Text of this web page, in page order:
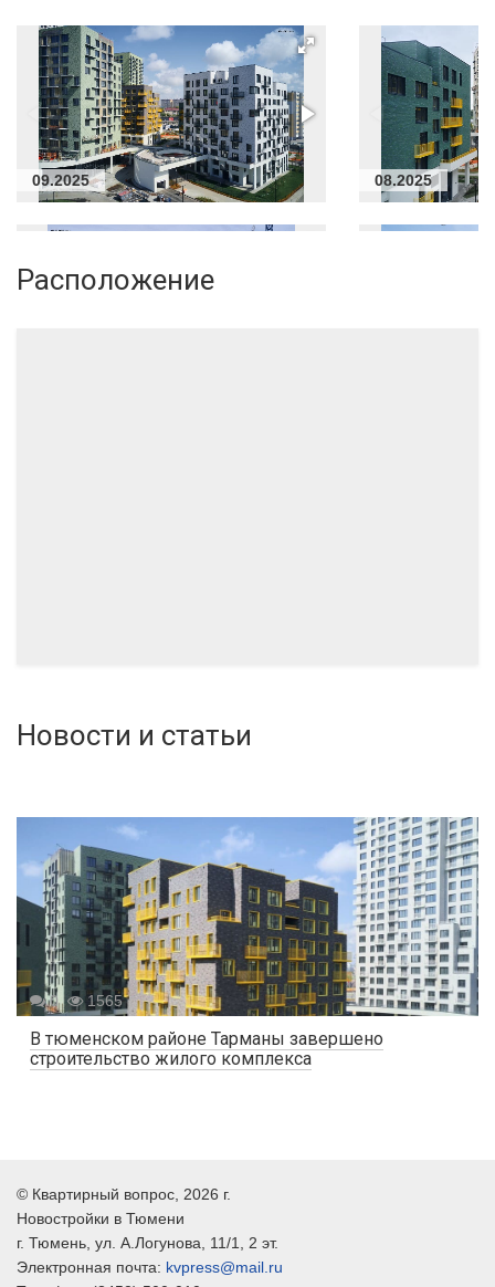
09.2025 08.2025
Расположение
Новости и статьи
В тюменском районе Тарманы завершено
строительство жилого комплекса
0 1565
© Квартирный вопрос , 2026 г.
Новостройки в Тюмени
г. Тюмень , ул. А.Логунова, 11/1, 2 эт.
Электронная почта: kvpress@mail.ru